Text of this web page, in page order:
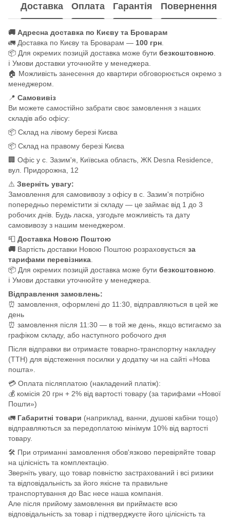
Доставка Оплата Гарантія Повернення
🚚 Адресна доставка по Києву та Броварам
🚛 Доставка по Києву та Броварам — 100 грн
📦 Для окремих позицій доставка може бути безкоштовною
ℹ️ Умови доставки уточнюйте у менеджера.
🏠 Можливість занесення до квартири обговорюється окремо з
менеджером.
📍 Самовивіз
Ви можете самостійно забрати своє замовлення з наших
складів або офісу:
📦 Склад на лівому березі Києва
📦 Склад на правому березі Києва
🏢 Офіс у с. Зазим'я, Київська область, ЖК Desna Residence,
вул. Придорожна, 12
⚠️ Зверніть увагу:
Замовлення для самовивозу з офісу в с. Зазим'я потрібно
попередньо перемістити зі складу — це займає від 1 до 3
робочих днів. Будь ласка, узгодьте можливість та дату
самовивозу з нашим менеджером.
📮 Доставка Новою Поштою
🚚 Вартість доставки Новою Поштою розраховується за
тарифами перевізника
📦 Для окремих позицій доставка може бути безкоштовною
ℹ️ Умови доставки уточнюйте у менеджера.
Відправлення замовлень:
⏰ замовлення, оформлені до 11:30, відправляються в цей же
день
⏰ замовлення після 11:30 — в той же день, якщо встигаємо за
графіком складу, або наступного робочого дня
Після відправки ви отримаєте товарно-транспортну накладну
(ТТН) для відстеження посилки у додатку чи на сайті «Нова
пошта».
💳 Оплата післяплатою (накладений платіж):
💰 комісія 20 грн + 2% від вартості товару (за тарифами «Нової
Пошти»)
🚛 Габаритні товари (наприклад, ванни, душові кабіни тощо)
відправляються за передоплатою мінімум 10% від вартості
товару.
🛠️ При отриманні замовлення обов'язково перевіряйте товар
на цілісність та комплектацію.
Зверніть увагу, що товар повністю застрахований і всі ризики
та відповідальність за його якісне та правильне
транспортування до Вас несе наша компанія.
Але після прийому замовлення ви приймаєте всю
відповідальність за товар і підтверджуєте його цілісність та